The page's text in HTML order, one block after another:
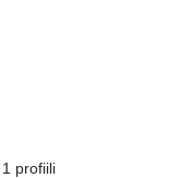
profiili